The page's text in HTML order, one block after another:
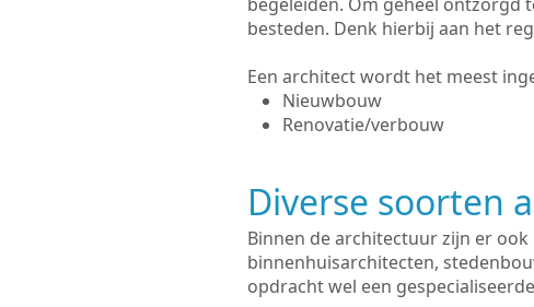
besteden. Denk hierbij aan het
Een architect wordt het meest
Nieuwbouw
Renovatie/verbouw
Diverse soorten
Binnen de architectuur zijn er
binnenhuisarchitecten,
opdracht wel een